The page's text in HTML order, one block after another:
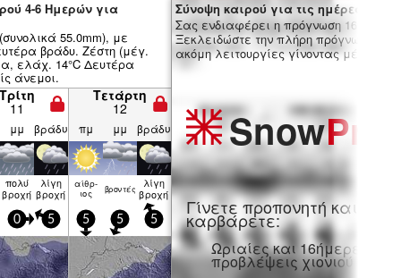
4-6 Ημερών για
55.0mm), με
βράδυ. Ζέστη (μέγ.
ελάχ. 14°C Δευτέρα
άνεμοι.
Τρίτη
11
Τετάρτη
12
μμ βράδυ πμ μμ βράδυ
πολύ
βροχή
λίγη
βροχή
αίθρ­
ιος βρον­τές λίγη
βροχή
0 5 5 5 5
Σύνοψη καιρού για τις ημέρες 7-16:
Σας ενδιαφέρει η πρόγνωση 16
Ξεκλειδώστε την πλήρη πρόγνωση
ακόμη λειτουργίες γίνοντας μέλος
SnowPro
Γίνετε προπονητή και
καρβάρετε:
Ωριαίες και 16ήμερες
προβλέψεις χιονιού